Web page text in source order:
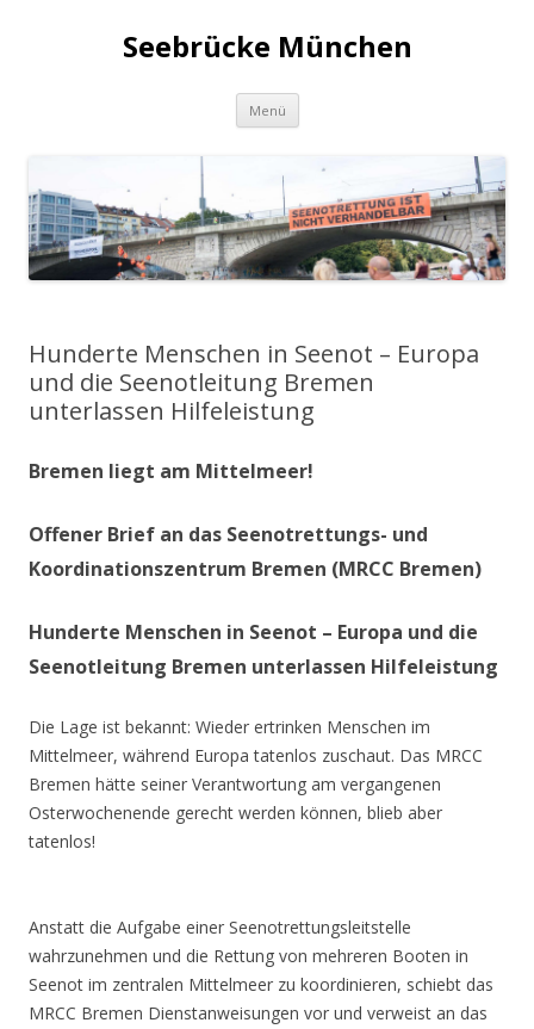
Seebrücke München
Menü Zum
springen
Hunderte Menschen in Seenot – Europa
und die Seenotleitung Bremen
unterlassen Hilfeleistung
Bremen liegt am Mittelmeer!
Offener Brief an das Seenotrettungs- und
Koordinationszentrum Bremen (MRCC Bremen)
Hunderte Menschen in Seenot – Europa und die
Seenotleitung Bremen unterlassen Hilfeleistung
Die Lage ist bekannt: Wieder ertrinken Menschen im
Mittelmeer, während Europa tatenlos zuschaut. Das MRCC
Bremen hätte seiner Verantwortung am vergangenen
Osterwochenende gerecht werden können, blieb aber
tatenlos!
Anstatt die Aufgabe einer Seenotrettungsleitstelle
wahrzunehmen und die Rettung von mehreren Booten in
Seenot im zentralen Mittelmeer zu koordinieren, schiebt das
MRCC Bremen Dienstanweisungen vor und verweist an das